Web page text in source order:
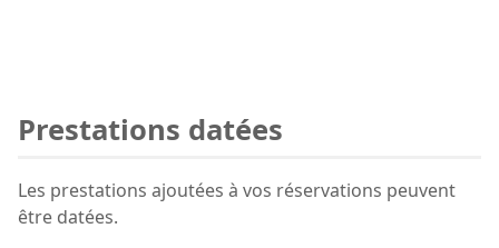
Prestations datées
Les prestations ajoutées à vos réservations peuvent
être datées.